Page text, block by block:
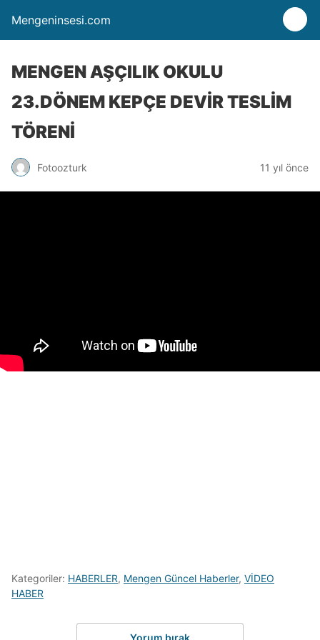
Mengeninsesi.com
MENGEN AŞÇILIK OKULU
23.DÖNEM KEPÇE DEVİR TESLİM
TÖRENİ
Fotoozturk 11 yıl önce
Kategoriler: HABERLER, Mengen Güncel Haberler, VİDEO
HABER